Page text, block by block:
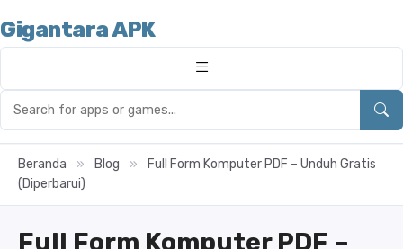
Gigantara APK
Beranda » Blog »
Full Form Komputer PDF – Unduh Gratis
(Diperbarui)
Full Form Komputer PDF –